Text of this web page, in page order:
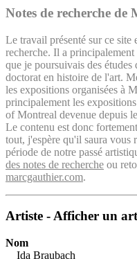
Notes de recherche
Le travail présenté sur ce site
recherche. Il a
que je poursuivais des études
doctorat en histoire de l'art.
les expositions organisées à
principalement les
of Montreal devenue depuis
Le contenu est donc
tout, j'espère qu'il saura vous
période de notre passé
des notes de recherche ou
marcgauthier.com.
Artiste - Afficher un
Nom
Ida Braubach